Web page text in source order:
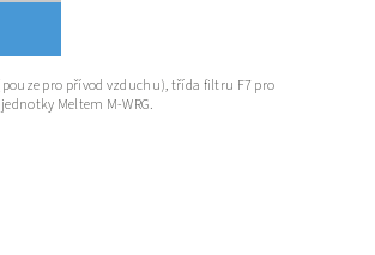
pro přívod vzduchu), třída filtru F7 pro
Meltem M-WRG.